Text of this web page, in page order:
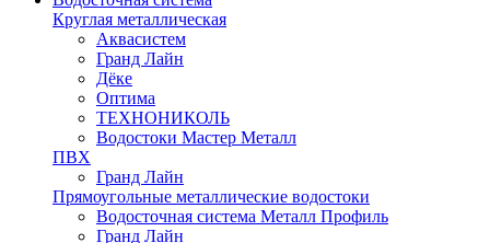
Круглая металлическая
Аквасистем
Гранд Лайн
Дёке
Оптима
ТЕХНОНИКОЛЬ
Водостоки Мастер Металл
ПВХ
Гранд Лайн
Прямоугольные металлические водостоки
Водосточная система Металл Профиль
Гранд Лайн